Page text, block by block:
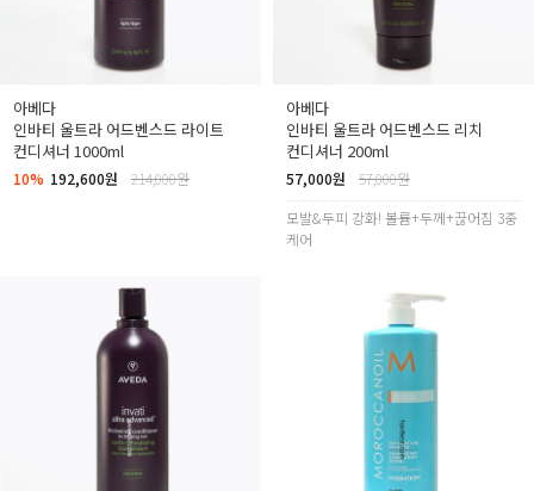
아베다
인바티 울트라 어드벤스드 라이트
컨디셔너 1000ml
10% 192,600원 214,000원
아베다
인바티 울트라 어드벤스드 리치
컨디셔너 200ml
57,000원
57,000원
모발&두피 강화! 볼륨+두께+끊어짐 3중
케어